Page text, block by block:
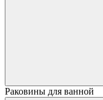
Раковины для ванной